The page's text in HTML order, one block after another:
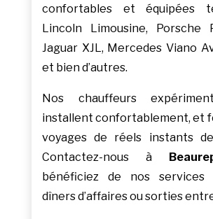
confortables et équipées
Lincoln Limousine, Porsche
Jaguar XJL, Mercedes Viano
et bien d’autres.
Nos chauffeurs
installent confortablement, et
voyages de réels instants
Contactez-nous à
bénéficiez de nos services
dîners d’affaires ou sorties